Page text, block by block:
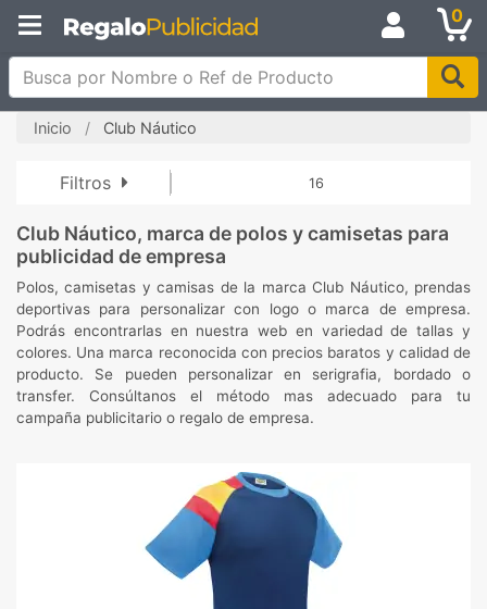
0
Busca por Nombre o Ref de Producto
Inicio Club Náutico
Filtros 16
Club Náutico, marca de polos y camisetas para
publicidad de empresa
Polos, camisetas y camisas de la marca Club Náutico, prendas
deportivas para personalizar con logo o marca de empresa.
Podrás encontrarlas en nuestra web en variedad de tallas y
colores. Una marca reconocida con precios baratos y calidad de
producto. Se pueden personalizar en serigrafia, bordado o
transfer. Consúltanos el método mas adecuado para tu
campaña publicitario o regalo de empresa.